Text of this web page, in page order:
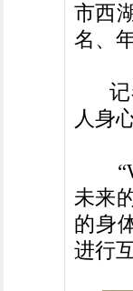
市西
名、
记
人身
未来
的身
进行